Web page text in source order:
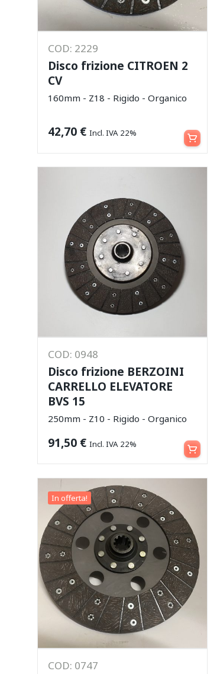
COD: 2229
Disco frizione CITROEN 2
CV
160mm - Z18 - Rigido - Organico
42,70 € Incl. IVA 22% Aggiungi al carrello
COD: 0948
Disco frizione BERZOINI
CARRELLO ELEVATORE
BVS 15
250mm - Z10 - Rigido - Organico
91,50 € Incl. IVA 22% Aggiungi al carrello
In offerta!
COD: 0747